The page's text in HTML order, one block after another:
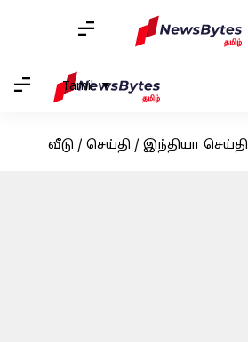
Tamil
வீடு / செய்தி / இந்தியா செய்தி